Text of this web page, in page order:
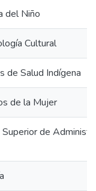
del Niño
Cultural
de Salud Indígena
de la Mujer
Superior de